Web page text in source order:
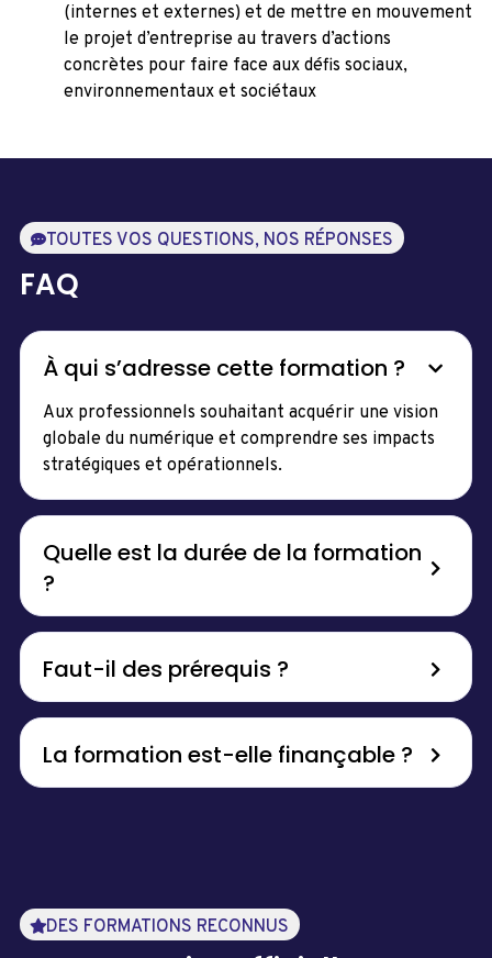
(internes et externes) et de mettre en mouvement
le projet d’entreprise au travers d’actions
concrètes pour faire face aux défis sociaux,
environnementaux et sociétaux
TOUTES VOS QUESTIONS, NOS RÉPONSES
FAQ
À qui s’adresse cette formation ?
Aux professionnels souhaitant acquérir une vision
globale du numérique et comprendre ses impacts
stratégiques et opérationnels.
Quelle est la durée de la formation
?
Faut-il des prérequis ?
La formation est-elle finançable ?
DES FORMATIONS RECONNUS